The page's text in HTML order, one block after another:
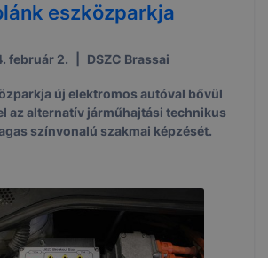
eszközparkja
február 2. DSZC Brassai
új elektromos autóval bővül
az alternatív járműhajtási technikus
színvonalú szakmai képzését.